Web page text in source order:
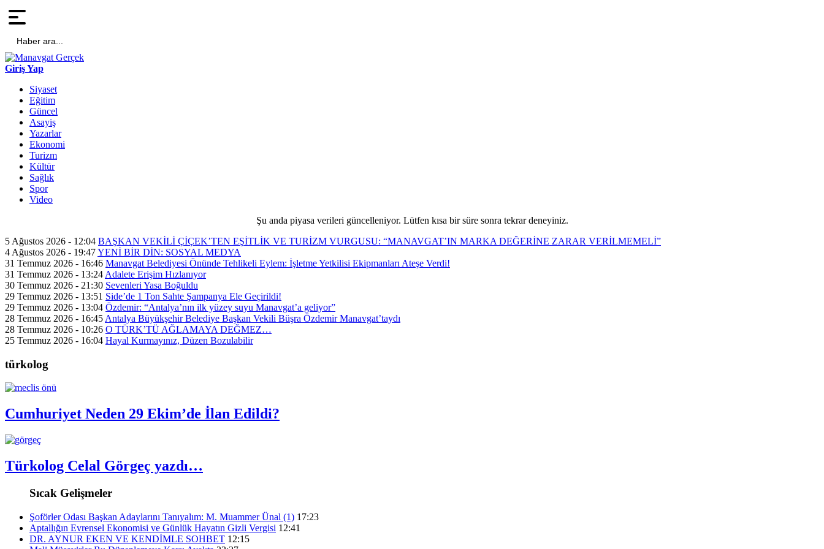
Haber ara...
Giriş Yap
Siyaset
Eğitim
Güncel
Asayiş
Yazarlar
Ekonomi
Turizm
Kültür
Sağlık
Spor
Video
Şu anda piyasa verileri güncelleniyor. Lütfen kısa bir süre sonra tekrar deneyiniz.
5 Ağustos 2026 - 12:04 BAŞKAN VEKİLİ ÇİÇEK’TEN EŞİTLİK VE TURİZM VURGUSU: “MANAVGAT’IN MARKA DEĞERİNE ZARAR VERİLMEMELİ”
4 Ağustos 2026 - 19:47YENİ BİR DİN: SOSYAL MEDYA
31 Temmuz 2026 - 16:46 Manavgat Belediyesi Önünde Tehlikeli Eylem: İşletme Yetkilisi Ekipmanları Ateşe Verdi!
31 Temmuz 2026 - 13:24 Adalete Erişim Hızlanıyor
30 Temmuz 2026 - 21:30 Sevenleri Yasa Boğuldu
29 Temmuz 2026 - 13:51 Side’de 1 Ton Sahte Şampanya Ele Geçirildi!
29 Temmuz 2026 - 13:04 Özdemir: “Antalya’nın ilk yüzey suyu Manavgat’a geliyor”
28 Temmuz 2026 - 16:45 Antalya Büyükşehir Belediye Başkan Vekili Büşra Özdemir Manavgat’taydı
28 Temmuz 2026 - 10:26 O TÜRK’TÜ AĞLAMAYA DEĞMEZ…
25 Temmuz 2026 - 16:04 Hayal Kurmayınız, Düzen Bozulabilir
türkolog
Cumhuriyet Neden 29 Ekim’de İlan Edildi?
Türkolog Celal Görgeç yazdı…
Sıcak Gelişmeler
Şoförler Odası Başkan Adaylarını Tanıyalım: M. Muammer Ünal (1) 17:23
Aptallığın Evrensel Ekonomisi ve Günlük Hayatın Gizli Vergisi 12:41
DR. AYNUR EKEN VE KENDİMLE SOHBET 12:15